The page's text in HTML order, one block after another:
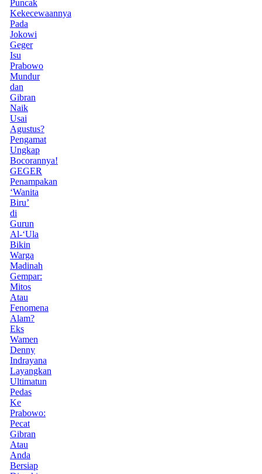
Puncak
Kekecewaannya
Pada
Jokowi
Geger
Isu
Prabowo
Mundur
dan
Gibran
Naik
Usai
Agustus?
Pengamat
Ungkap
Bocorannya!
GEGER
Penampakan
‘Wanita
Biru’
di
Gurun
Al-‘Ula
Bikin
Warga
Madinah
Gempar:
Mitos
Atau
Fenomena
Alam?
Eks
Wamen
Denny
Indrayana
Layangkan
Ultimatun
Pedas
Ke
Prabowo:
Pecat
Gibran
Atau
Anda
Bersiap